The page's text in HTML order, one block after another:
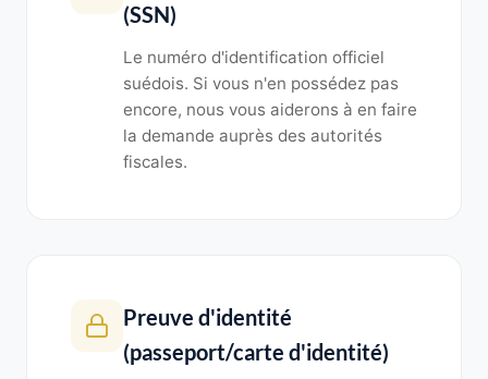
(SSN)
Le numéro d'identification officiel
suédois. Si vous n'en possédez pas
encore, nous vous aiderons à en faire
la demande auprès des autorités
fiscales.
Preuve d'identité
(passeport/carte d'identité)